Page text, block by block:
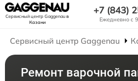
Сервисный центр Gaggenauв
Казани
+7 (843)
Ежедневно с
Сервисный центр Gaggenau
Ремонт варочной